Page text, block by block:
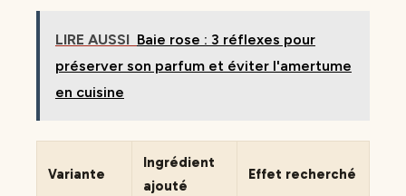
LIRE AUSSI Baie rose : 3 réflexes pour
préserver son parfum et éviter l'amertume
en cuisine
Variante
Ingrédient
ajouté
Effet recherché